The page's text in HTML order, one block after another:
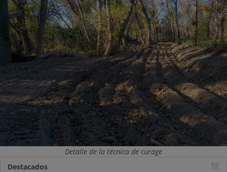
Detalle de la técnica de curage
Destacados